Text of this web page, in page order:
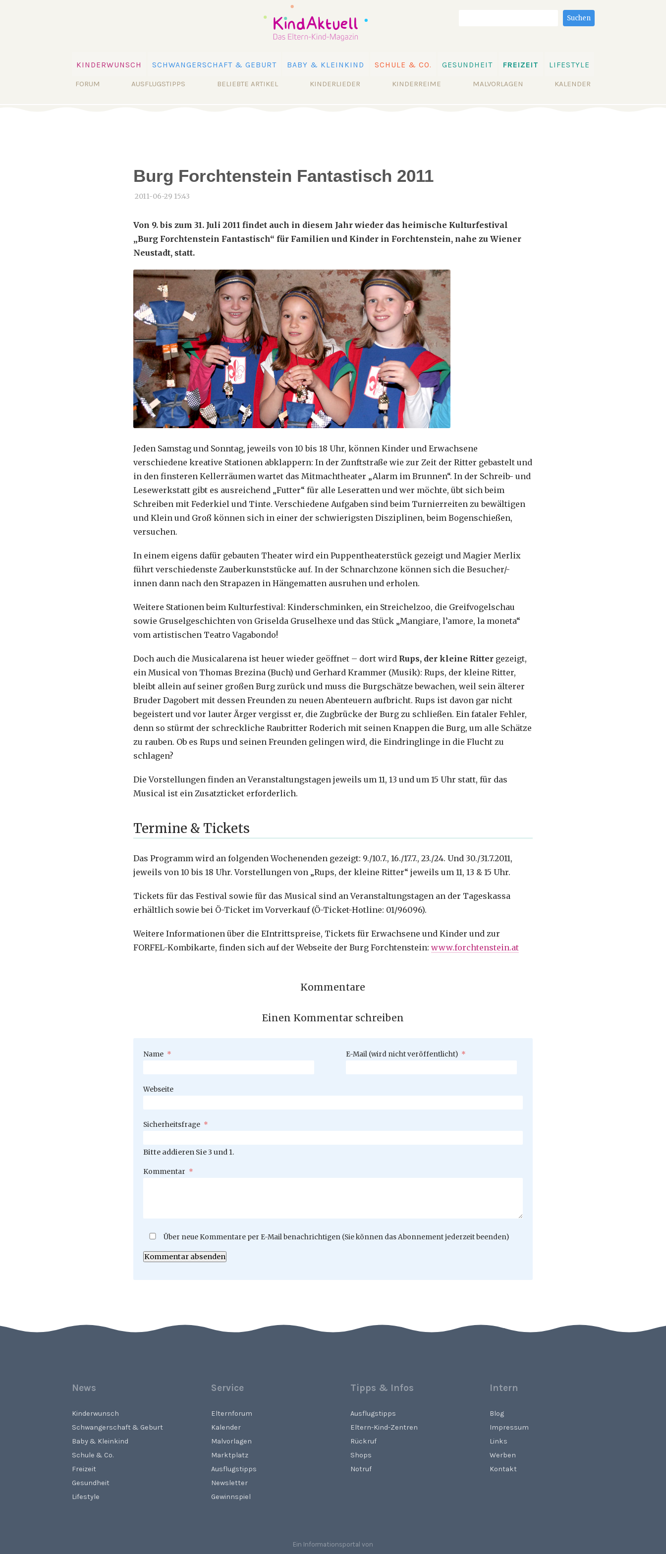
überspringen
KINDERWUNSCH SCHWANGERSCHAFT & GEBURT BABY & KLEINKIND SCHULE & CO. GESUNDHEIT FREIZEIT LIFESTYLE
Navigation
FORUM AUSFLUGSTIPPS BELIEBTE ARTIKEL KINDERLIEDER KINDERREIME MALVORLAGEN KALENDER
Suchen
Burg Forchtenstein Fantastisch 2011
2011-06-29 15:43
Von 9. bis zum 31. Juli 2011 findet auch in diesem Jahr wieder das heimische Kulturfestival
„Burg Forchtenstein Fantastisch“ für Familien und Kinder in Forchtenstein, nahe zu Wiener
Neustadt, statt.
Jeden Samstag und Sonntag, jeweils von 10 bis 18 Uhr, können Kinder und Erwachsene
verschiedene kreative Stationen abklappern: In der Zunftstraße wie zur Zeit der Ritter gebastelt und
in den finsteren Kellerräumen wartet das Mitmachtheater „Alarm im Brunnen“. In der Schreib- und
Lesewerkstatt gibt es ausreichend „Futter“ für alle Leseratten und wer möchte, übt sich beim
Schreiben mit Federkiel und Tinte. Verschiedene Aufgaben sind beim Turnierreiten zu bewältigen
und Klein und Groß können sich in einer der schwierigsten Disziplinen, beim Bogenschießen,
versuchen.
In einem eigens dafür gebauten Theater wird ein Puppentheaterstück gezeigt und Magier Merlix
führt verschiedenste Zauberkunststücke auf. In der Schnarchzone können sich die Besucher/-
innen dann nach den Strapazen in Hängematten ausruhen und erholen.
Weitere Stationen beim Kulturfestival: Kinderschminken, ein Streichelzoo, die Greifvogelschau
sowie Gruselgeschichten von Griselda Gruselhexe und das Stück „Mangiare, l’amore, la moneta“
vom artistischen Teatro Vagabondo!
Doch auch die Musicalarena ist heuer wieder geöffnet – dort wird Rups, der kleine Rittergezeigt,
ein Musical von Thomas Brezina (Buch) und Gerhard Krammer (Musik): Rups, der kleine Ritter,
bleibt allein auf seiner großen Burg zurück und muss die Burgschätze bewachen, weil sein älterer
Bruder Dagobert mit dessen Freunden zu neuen Abenteuern aufbricht. Rups ist davon gar nicht
begeistert und vor lauter Ärger vergisst er, die Zugbrücke der Burg zu schließen. Ein fataler Fehler,
denn so stürmt der schreckliche Raubritter Roderich mit seinen Knappen die Burg, um alle Schätze
zu rauben. Ob es Rups und seinen Freunden gelingen wird, die Eindringlinge in die Flucht zu
schlagen?
Die Vorstellungen finden an Veranstaltungstagen jeweils um 11, 13 und um 15 Uhr statt, für das
Musical ist ein Zusatzticket erforderlich.
Termine & Tickets
Das Programm wird an folgenden Wochenenden gezeigt: 9./10.7., 16./17.7., 23./24. Und 30./31.7.2011,
jeweils von 10 bis 18 Uhr. Vorstellungen von „Rups, der kleine Ritter“ jeweils um 11, 13 & 15 Uhr.
Tickets für das Festival sowie für das Musical sind an Veranstaltungstagen an der Tageskassa
erhältlich sowie bei Ö-Ticket im Vorverkauf (Ö-Ticket-Hotline: 01/96096).
Weitere Informationen über die EIntrittspreise, Tickets für Erwachsene und Kinder und zur
FORFEL-Kombikarte, finden sich auf der Webseite der Burg Forchtenstein: www.forchtenstein.at
Kommentare
Einen Kommentar schreiben
Pflichtfeld
Name * Pflichtfeld
E-Mail (wird nicht veröffentlicht) *
Webseite
Pflichtfeld
Sicherheitsfrage *
Bitte addieren Sie 3 und 1.
Pflichtfeld
Kommentar *
Über neue Kommentare per E-Mail benachrichtigen (Sie können das Abonnement jederzeit beenden)
Kommentar absenden
News
Kinderwunsch
Schwangerschaft & Geburt
Baby & Kleinkind
Schule & Co.
Freizeit
Gesundheit
Lifestyle
Service
Elternforum
Kalender
Malvorlagen
Marktplatz
Ausflugstipps
Newsletter
Gewinnspiel
Tipps & Infos
Ausflugstipps
Eltern-Kind-Zentren
Rückruf
Shops
Notruf
Intern
Blog
Impressum
Links
Werben
Kontakt
Ein Informationsportal von